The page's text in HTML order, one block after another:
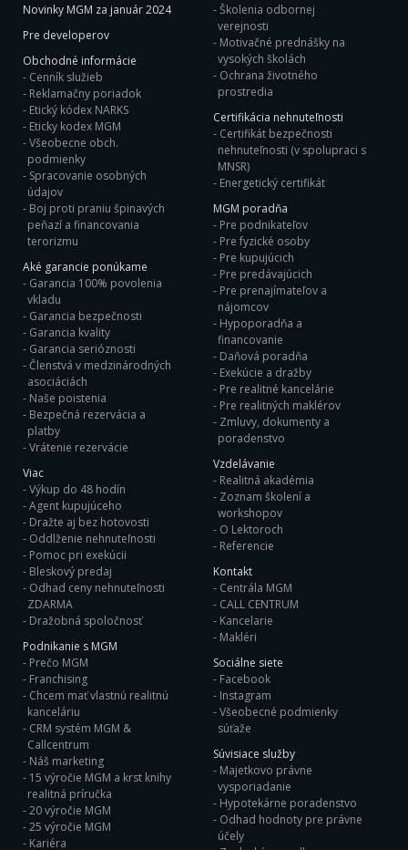
Novinky MGM za január 2024
Pre developerov
Obchodné informácie
Cenník služieb
Reklamačny poriadok
Etický kódex NARKS
Eticky kodex MGM
Všeobecne obch.
podmienky
Spracovanie osobných
údajov
Boj proti praniu špinavých
peňazí a financovania
terorizmu
Aké garancie ponúkame
Garancia 100% povolenia
vkladu
Garancia bezpečnosti
Garancia kvality
Garancia serióznosti
Členstvá v medzinárodných
asociáciách
Naše poistenia
Bezpečná rezervácia a
platby
Vrátenie rezervácie
Viac
Výkup do 48 hodín
Agent kupujúceho
Dražte aj bez hotovosti
Oddlženie nehnuteľnosti
Pomoc pri exekúcii
Bleskový predaj
Odhad ceny nehnuteľnosti
ZDARMA
Dražobná spoločnosť
Podnikanie s MGM
Prečo MGM
Franchising
Chcem mať vlastnú realitnú
kanceláriu
CRM systém MGM &
Callcentrum
Náš marketing
15 výročie MGM a krst knihy
realitná príručka
20 výročie MGM
25 výročie MGM
Kariéra
Školenia odbornej
verejnosti
Motivačné prednášky na
vysokých školách
Ochrana životného
prostredia
Certifikácia nehnuteľnosti
Certifikát bezpečnosti
nehnuteľnosti (v spolupraci s
MNSR)
Energetický certifikát
MGM poradňa
Pre podnikateľov
Pre fyzické osoby
Pre kupujúcich
Pre predávajúcich
Pre prenajímateľov a
nájomcov
Hypoporadňa a
financovanie
Daňová poradňa
Exekúcie a dražby
Pre realitné kancelárie
Pre realitných maklérov
Zmluvy, dokumenty a
poradenstvo
Vzdelávanie
Realitná akadémia
Zoznam školení a
workshopov
O Lektoroch
Referencie
Kontakt
Centrála MGM
CALL CENTRUM
Kancelarie
Makléri
Sociálne siete
Facebook
Instagram
Všeobecné podmienky
súťaže
Súvisiace služby
Majetkovo právne
vysporiadanie
Hypotekárne poradenstvo
Odhad hodnoty pre právne
účely